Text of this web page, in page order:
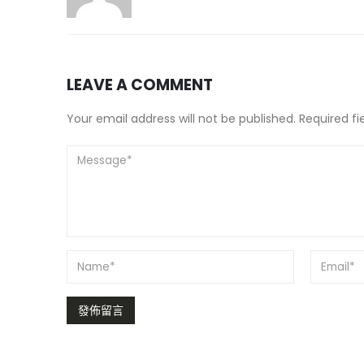
LEAVE A COMMENT
Your email address will not be published. Required